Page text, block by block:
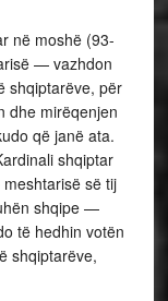
në moshë (93-
— vazhdon
shqiptarëve, për
dhe mirëqenjen
që janë ata.
shqiptar
së tij
shqipe —
të hedhin votën
shqiptarëve,